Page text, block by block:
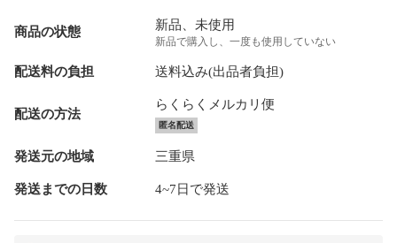
商品の状態 新品、未使用
新品で購入し、一度も使用していない
配送料の負担 送料込み(出品者負担)
配送の方法
らくらくメルカリ便
匿名配送
発送元の地域 三重県
発送までの日数 4~7日で発送